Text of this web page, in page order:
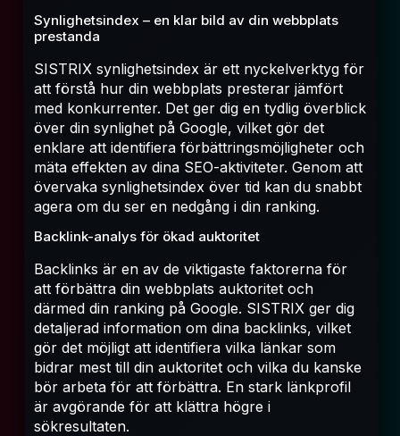
Synlighetsindex – en klar bild av din webbplats
prestanda
SISTRIX synlighetsindex är ett nyckelverktyg för
att förstå hur din webbplats presterar jämfört
med konkurrenter. Det ger dig en tydlig överblick
över din synlighet på Google, vilket gör det
enklare att identifiera förbättringsmöjligheter och
mäta effekten av dina SEO-aktiviteter. Genom att
övervaka synlighetsindex över tid kan du snabbt
agera om du ser en nedgång i din ranking.
Backlink-analys för ökad auktoritet
Backlinks är en av de viktigaste faktorerna för
att förbättra din webbplats auktoritet och
därmed din ranking på Google. SISTRIX ger dig
detaljerad information om dina backlinks, vilket
gör det möjligt att identifiera vilka länkar som
bidrar mest till din auktoritet och vilka du kanske
bör arbeta för att förbättra. En stark länkprofil
är avgörande för att klättra högre i
sökresultaten.